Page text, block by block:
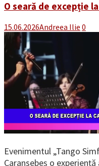
O seară de excepție
15.06.2026Andreea Ilie 0
Evenimentul „Tango
Caransebeș o